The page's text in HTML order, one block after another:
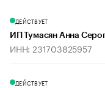
ДЕЙСТВУЕТ
ИП Тумасян Анна
ИНН: 231703825957
ДЕЙСТВУЕТ